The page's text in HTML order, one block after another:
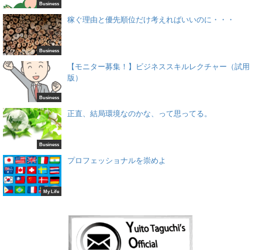
Business
Business
稼ぐ理由と優先順位だけ考えればいいのに・・・
Business
【モニター募集！】ビジネススキルレクチャー（試用
版）
Business
正直、結局環境なのかな、って思ってる。
My Life
プロフェッショナルを崇めよ